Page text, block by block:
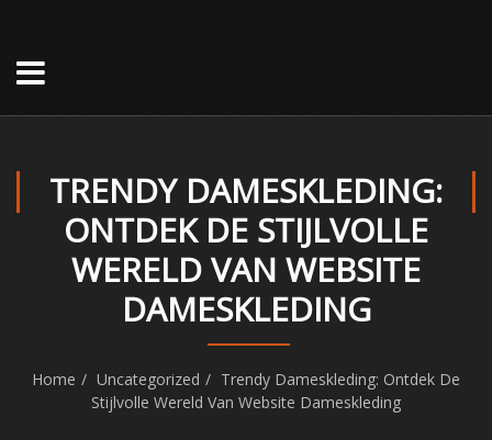
TRENDY DAMESKLEDING:
ONTDEK DE STIJLVOLLE
WERELD VAN WEBSITE
DAMESKLEDING
Home Uncategorized
Trendy Dameskleding: Ontdek De
Stijlvolle Wereld Van Website Dameskleding